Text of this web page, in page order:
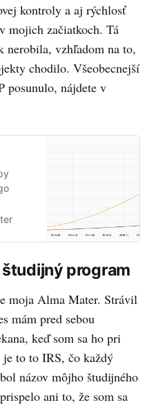
kontroly a aj rýchlosť
mojich začiatkoch. Tá
nerobila, vzhľadom na to,
chodilo. Všeobecnejší
posunulo, nájdete v
program
moja Alma Mater. Strávil
mám pred sebou
keď som sa ho pri
to to IRS, čo každý
názov môjho študijného
ani to, že som sa